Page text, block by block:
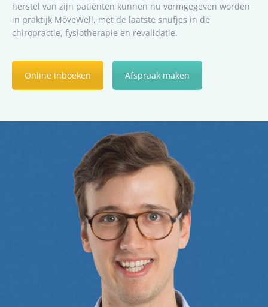
herstel van zijn patiënten kunnen nu vormgegeven worden
in praktijk MoveWell, met de laatste snufjes in de
chiropractie, fysiotherapie en revalidatie.
Online inboeken Afspraak maken